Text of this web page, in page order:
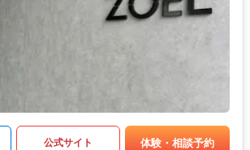
公式サイト 体験・相談予約